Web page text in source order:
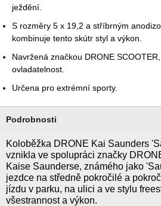
ježdění.
S rozměry 5 x 19,2 a stříbrným
kombinuje tento skútr styl a výkon.
Navržená značkou DRONE
ovladatelnost.
Určena pro extrémní sporty.
Podrobnosti
Koloběžka DRONE Kai Saunders
vznikla ve spolupráci značky
Kaise Saunderse, známého jako
jezdce na středně pokročilé a
jízdu v parku, na ulici a ve stylu
všestrannost a výkon.